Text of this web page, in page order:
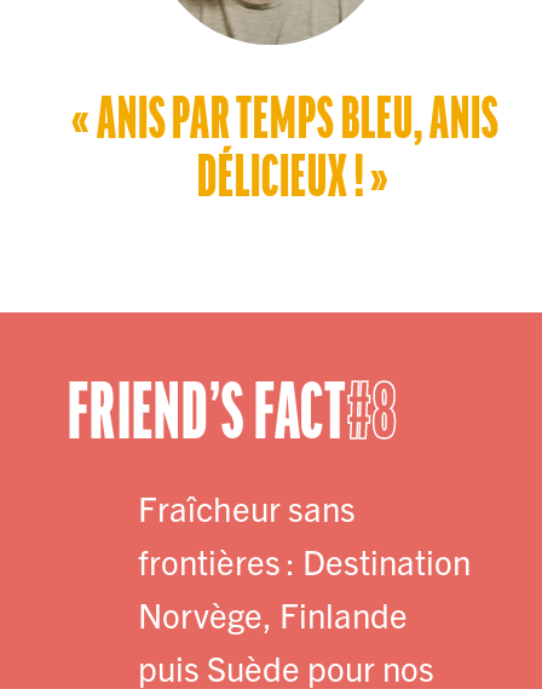
« ANIS PAR TEMPS BLEU, ANIS
DÉLICIEUX ! »
FRIEND’S FACT 8
Fraîcheur sans
frontières : Destination
Norvège, Finlande
puis Suède pour nos